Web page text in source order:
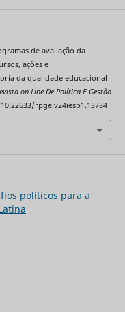
de avaliação da
ações e
da qualidade educacional
on Line De Política E Gestão
rpge.v24iesp1.13784
políticos para a